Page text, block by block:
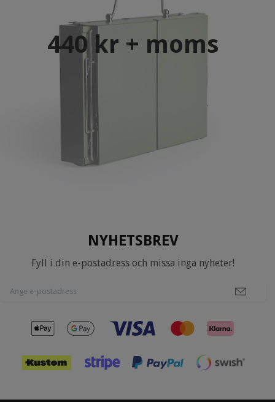
440 kr + moms
NYHETSBREV
Fyll i din e-postadress och missa inga nyheter!